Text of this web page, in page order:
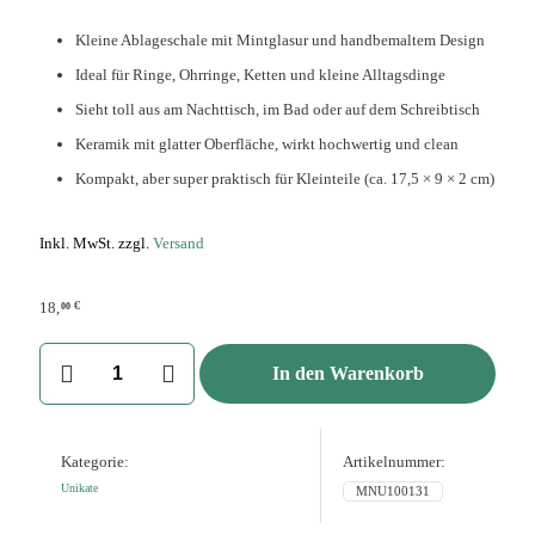
Kleine Ablageschale mit Mintglasur und handbemaltem Design
Ideal für Ringe, Ohrringe, Ketten und kleine Alltagsdinge
Sieht toll aus am Nachttisch, im Bad oder auf dem Schreibtisch
Keramik mit glatter Oberfläche, wirkt hochwertig und clean
Kompakt, aber super praktisch für Kleinteile (ca. 17,5 × 9 × 2 cm)
Inkl. MwSt. zzgl. Versand
18,00 €
Ablageschale
Mintglasur
handbemalt
Menge
In den Warenkorb
Kategorie:
Unikate
Artikelnummer:
MNU100131